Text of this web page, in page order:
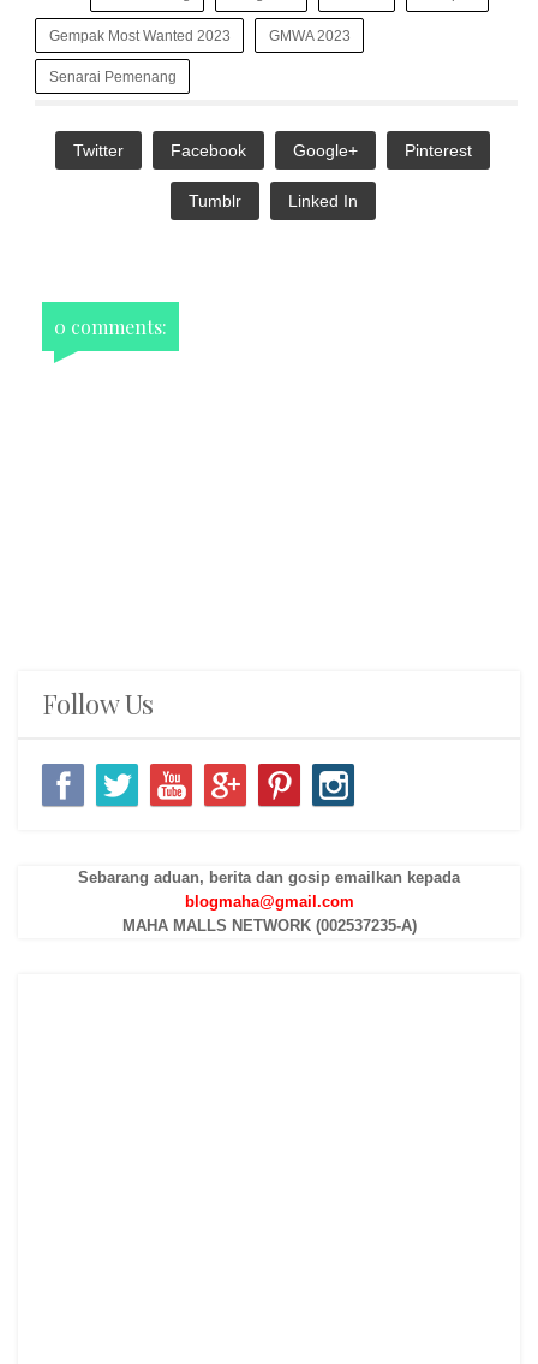
Gempak Most Wanted 2023 GMWA 2023
Senarai Pemenang
Twitter Facebook Google+ Pinterest
Tumblr Linked In
0 comments:
Follow Us
Sebarang aduan, berita dan gosip emailkan kepada
blogmaha@gmail.com
MAHA MALLS NETWORK (002537235-A)